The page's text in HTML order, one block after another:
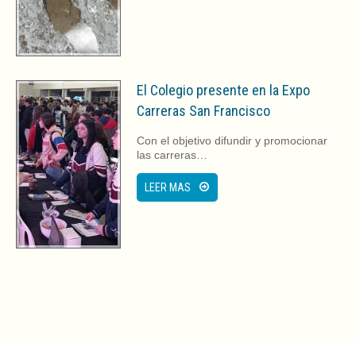
El Colegio presente en la Expo
Carreras San Francisco
Con el objetivo difundir y promocionar
las carreras…
LEER MAS